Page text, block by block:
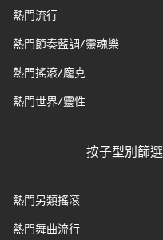
熱門流行
熱門節奏藍調/靈魂樂
熱門搖滾/龐克
熱門世界/靈性
按子型別篩
熱門另類搖滾
熱門舞曲流行